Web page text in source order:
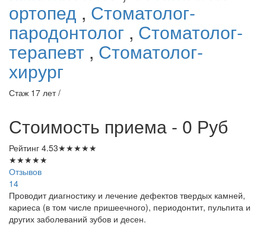
ортопед , Стоматолог-
пародонтолог , Стоматолог-
терапевт , Стоматолог-
хирург
Стаж 17 лет /
Стоимость приема - 0 Руб
Рейтинг 4.53★★★★★
★★★★★
Отзывов
14
Проводит диагностику и лечение дефектов твердых камней,
кариеса (в том числе пришеечного), периодонтит, пульпита и
других заболеваний зубов и десен.